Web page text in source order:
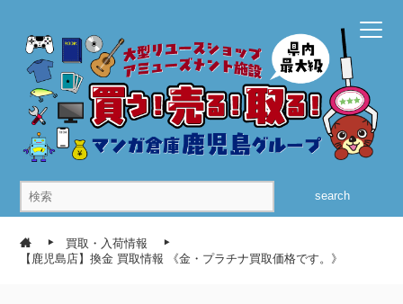
search
買取・入荷情報
【鹿児島店】換金 買取情報 《金・プラチナ買取価格です。》